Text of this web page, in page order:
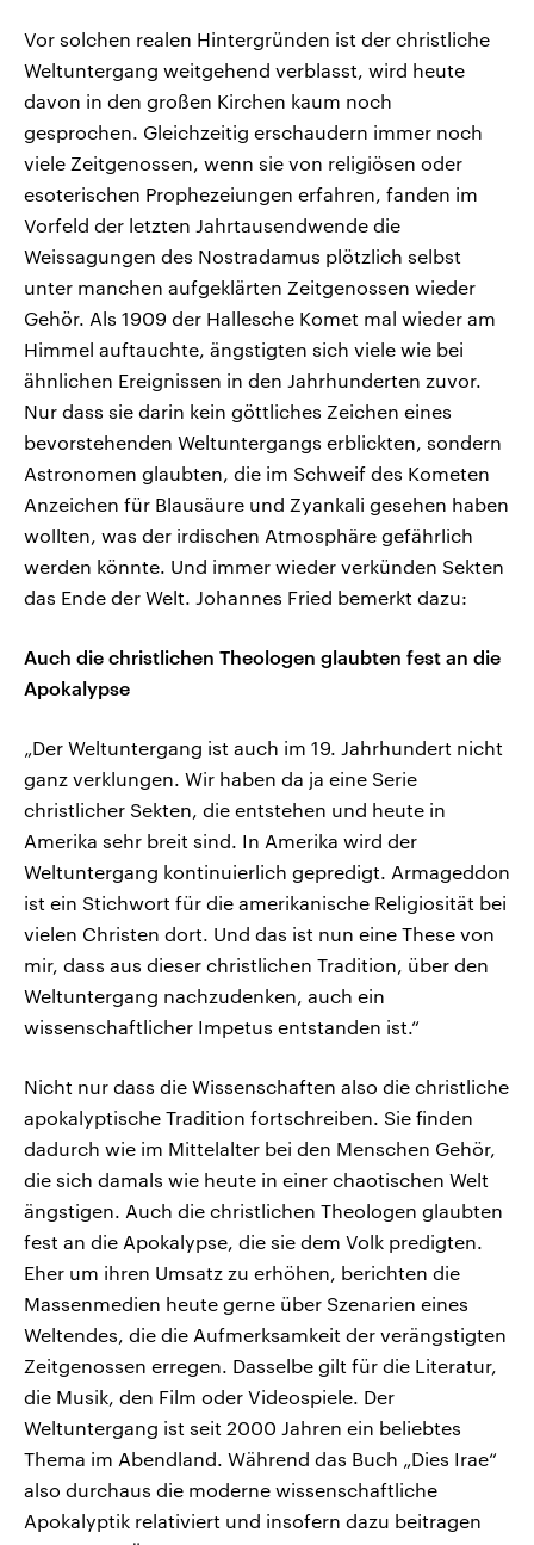
Vor solchen realen Hintergründen ist der christliche
Weltuntergang weitgehend verblasst, wird heute
davon in den großen Kirchen kaum noch
gesprochen. Gleichzeitig erschaudern immer noch
viele Zeitgenossen, wenn sie von religiösen oder
esoterischen Prophezeiungen erfahren, fanden im
Vorfeld der letzten Jahrtausendwende die
Weissagungen des Nostradamus plötzlich selbst
unter manchen aufgeklärten Zeitgenossen wieder
Gehör. Als 1909 der Hallesche Komet mal wieder am
Himmel auftauchte, ängstigten sich viele wie bei
ähnlichen Ereignissen in den Jahrhunderten zuvor.
Nur dass sie darin kein göttliches Zeichen eines
bevorstehenden Weltuntergangs erblickten, sondern
Astronomen glaubten, die im Schweif des Kometen
Anzeichen für Blausäure und Zyankali gesehen haben
wollten, was der irdischen Atmosphäre gefährlich
werden könnte. Und immer wieder verkünden Sekten
das Ende der Welt. Johannes Fried bemerkt dazu:
Auch die christlichen Theologen glaubten fest an die
Apokalypse
„Der Weltuntergang ist auch im 19. Jahrhundert nicht
ganz verklungen. Wir haben da ja eine Serie
christlicher Sekten, die entstehen und heute in
Amerika sehr breit sind. In Amerika wird der
Weltuntergang kontinuierlich gepredigt. Armageddon
ist ein Stichwort für die amerikanische Religiosität bei
vielen Christen dort. Und das ist nun eine These von
mir, dass aus dieser christlichen Tradition, über den
Weltuntergang nachzudenken, auch ein
wissenschaftlicher Impetus entstanden ist.“
Nicht nur dass die Wissenschaften also die christliche
apokalyptische Tradition fortschreiben. Sie finden
dadurch wie im Mittelalter bei den Menschen Gehör,
die sich damals wie heute in einer chaotischen Welt
ängstigen. Auch die christlichen Theologen glaubten
fest an die Apokalypse, die sie dem Volk predigten.
Eher um ihren Umsatz zu erhöhen, berichten die
Massenmedien heute gerne über Szenarien eines
Weltendes, die die Aufmerksamkeit der verängstigten
Zeitgenossen erregen. Dasselbe gilt für die Literatur,
die Musik, den Film oder Videospiele. Der
Weltuntergang ist seit 2000 Jahren ein beliebtes
Thema im Abendland. Während das Buch „Dies Irae“
also durchaus die moderne wissenschaftliche
Apokalyptik relativiert und insofern dazu beitragen